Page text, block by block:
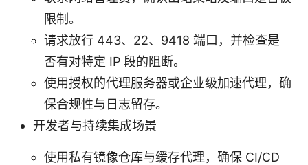
限制。
请求放行 443、22、9418 端口，并检查是
否有对特定 IP 段的阻断。
使用授权的代理服务器或企业级加速代理，确
保合规性与日志留存。
开发者与持续集成场景
使用私有镜像仓库与缓存代理，确保 CI/CD